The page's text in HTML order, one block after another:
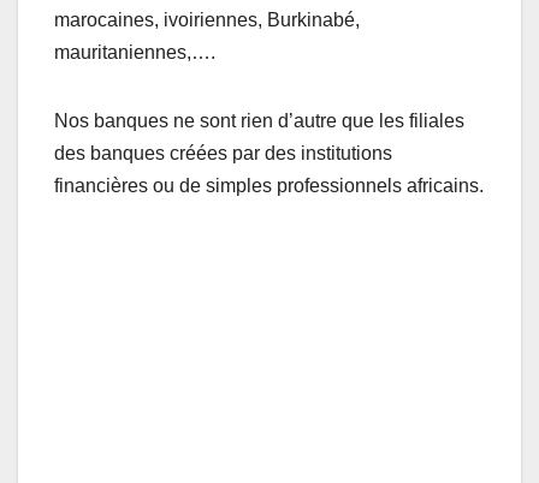
marocaines, ivoiriennes, Burkinabé,
mauritaniennes,….
Nos banques ne sont rien d’autre que les filiales
des banques créées par des institutions
financières ou de simples professionnels africains.